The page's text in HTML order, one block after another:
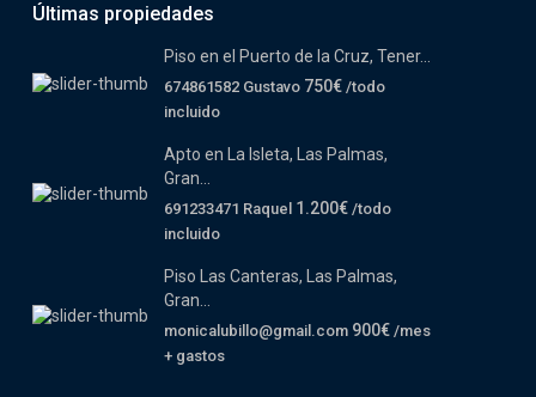
Últimas propiedades
Piso en el Puerto de la Cruz, Tener...
674861582 Gustavo 750€ /todo
incluido
Apto en La Isleta, Las Palmas,
Gran...
691233471 Raquel 1.200€ /todo
incluido
Piso Las Canteras, Las Palmas,
Gran...
monicalubillo@gmail.com 900€ /mes
+ gastos